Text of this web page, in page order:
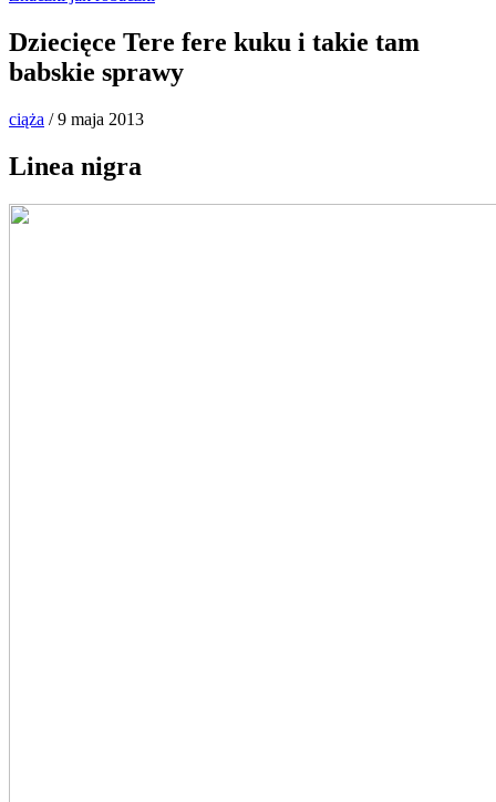
Dziecięce Tere fere kuku i takie tam
babskie sprawy
ciąża / 9 maja 2013
Linea nigra